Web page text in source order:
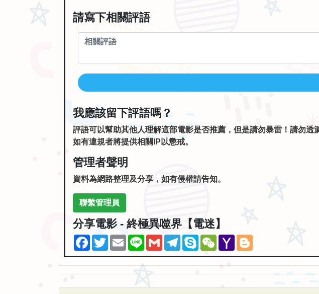
請寫下相關評語
我應該留下評語嗎？
評語可以幫助其他人理解這部電影是否推薦，但是請勿暴雷！請勿
如有違規者將提供相關IP以懲戒。
管理者聲明
資料為網路整理及分享，如有侵權請告知。
聯繫管理員
分享電影 - 終極異噬界【電迷】
Facebook
TwitterEmailLine GmailTelegramSkypeWeChatYahoo
Mail